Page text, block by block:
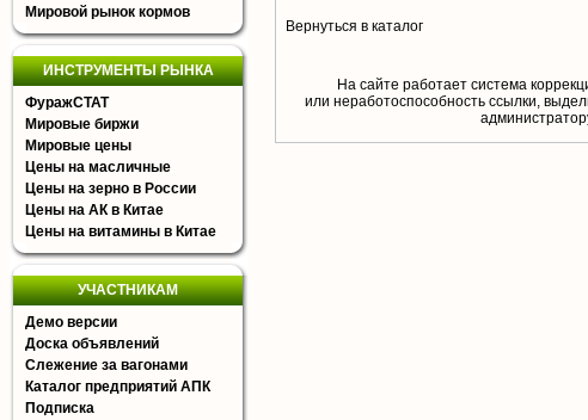
Мировой рынок кормов
ИНСТРУМЕНТЫ РЫНКА
ФуражСТАТ
Мировые биржи
Мировые цены
Цены на масличные
Цены на зерно в России
Цены на АК в Китае
Цены на витамины в Китае
УЧАСТНИКАМ
Демо версии
Доска объявлений
Слежение за вагонами
Каталог предприятий АПК
Подписка
Вернуться в каталог
На сайте работает система
или неработоспособность ссылки,